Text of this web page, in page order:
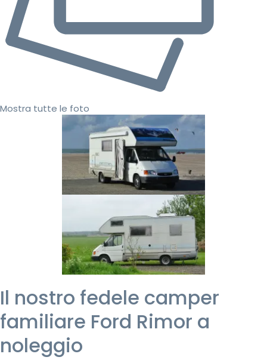
Mostra tutte le foto
Il nostro fedele camper
familiare Ford Rimor a
noleggio